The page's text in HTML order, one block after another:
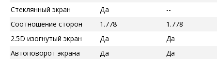
Стеклянный экран
Да
--
Соотношение сторон
1.778
1.778
2.5D изогнутый экран
Да
Да
Автоповорот экрана
Да
Да